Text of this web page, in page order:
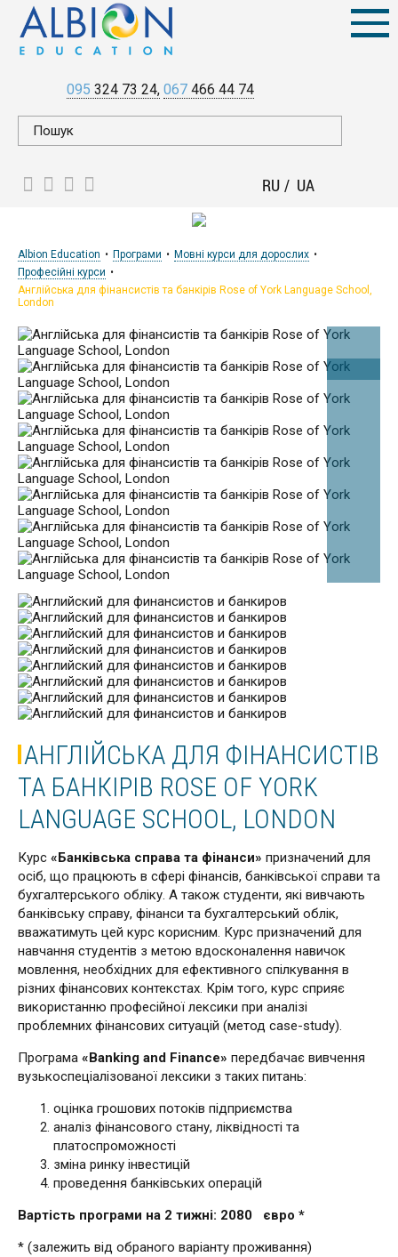
095 324 73 24 067 466 44 74
RU UA
Albion Education Програми
Мовні курси для дорослих
Професійні курси
Англійська для фінансистів та банкірів Rose of York Language School,
London
АНГЛІЙСЬКА ДЛЯ ФІНАНСИСТІВ
ТА БАНКІРІВ ROSE OF YORK
LANGUAGE SCHOOL, LONDON
Курс «Банківська справа та фінанси» призначений для
осіб, що працюють в сфері фінансів, банківської справи та
бухгалтерського обліку. А також студенти, які вивчають
банківську справу, фінанси та бухгалтерський облік,
вважатимуть цей курс корисним. Курс призначений для
навчання студентів з метою вдосконалення навичок
мовлення, необхідних для ефективного спілкування в
різних фінансових контекстах. Крім того, курс сприяє
використанню професійної лексики при аналізі
проблемних фінансових ситуацій (метод case-study).
Програма «Banking and Finance» передбачає вивчення
вузькоспеціалізованої лексики з таких питань:
оцінка грошових потоків підприємства
аналіз фінансового стану, ліквідності та
платоспроможності
зміна ринку інвестицій
проведення банківських операцій
Вартість програми на 2 тижні: 2080 євро *
* (залежить від обраного варіанту проживання)